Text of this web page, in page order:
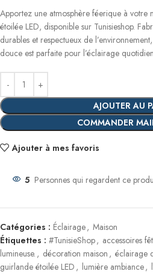
Apportez une atmosphère féerique à votre
étoilée LED, disponible sur Tunisieshop.
durables et respectueux de
douce est parfaite pour l’éclairage
AJOUTER AU
COMMANDER
Ajouter à mes favoris
5 Personnes qui regardent ce
Catégories : Éclairage, Maison
Étiquettes : #TunisieShop, accessoires
lumineuse. , décoration maison , éclairage
guirlande étoilée LED , lumière ambiance,